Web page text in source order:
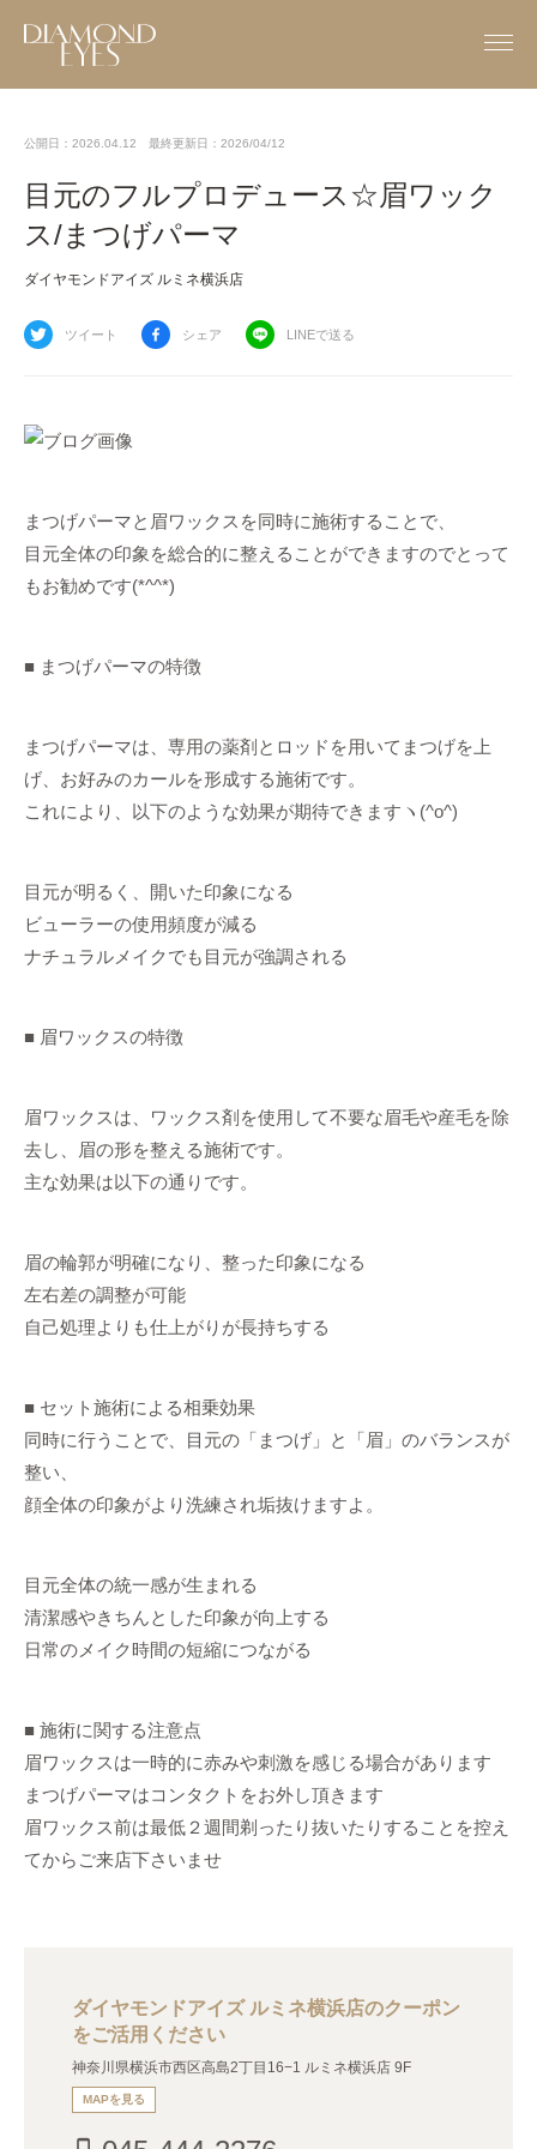
公開日：2026.04.12 最終更新日：2026/04/12
目元のフルプロデュース☆眉ワック
ス/まつげパーマ
ダイヤモンドアイズ ルミネ横浜店
ツイート シェア LINEで送る
まつげパーマと眉ワックスを同時に施術することで、
目元全体の印象を総合的に整えることができますのでとって
もお勧めです(*^^*)
■ まつげパーマの特徴
まつげパーマは、専用の薬剤とロッドを用いてまつげを上
げ、お好みのカールを形成する施術です。
これにより、以下のような効果が期待できますヽ(^o^)
目元が明るく、開いた印象になる
ビューラーの使用頻度が減る
ナチュラルメイクでも目元が強調される
■ 眉ワックスの特徴
眉ワックスは、ワックス剤を使用して不要な眉毛や産毛を除
去し、眉の形を整える施術です。
主な効果は以下の通りです。
眉の輪郭が明確になり、整った印象になる
左右差の調整が可能
自己処理よりも仕上がりが長持ちする
■ セット施術による相乗効果
同時に行うことで、目元の「まつげ」と「眉」のバランスが
整い、
顔全体の印象がより洗練され垢抜けますよ。
目元全体の統一感が生まれる
清潔感やきちんとした印象が向上する
日常のメイク時間の短縮につながる
■ 施術に関する注意点
眉ワックスは一時的に赤みや刺激を感じる場合があります
まつげパーマはコンタクトをお外し頂きます
眉ワックス前は最低２週間剃ったり抜いたりすることを控え
てからご来店下さいませ
ダイヤモンドアイズ ルミネ横浜店のクーポン
をご活用ください
神奈川県横浜市西区高島2丁目16−1 ルミネ横浜店 9F
MAPを見る